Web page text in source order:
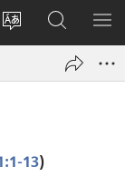
वेबसाइटJW.ORG
खोजें
मैन्यू
13)